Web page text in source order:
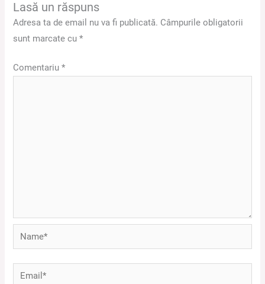
Lasă un răspuns
Adresa ta de email nu va fi publicată. Câmpurile obligatorii
sunt marcate cu*
Comentariu*
Name*
Email*